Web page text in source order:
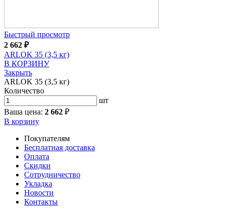
Быстрый просмотр
2 662 ₽
ARLOK 35 (3,5 кг)
В КОРЗИНУ
Закрыть
ARLOK 35 (3,5 кг)
Количество
шт
Ваша цена: 2 662 ₽
В корзину
Покупателям
Бесплатная доставка
Оплата
Скидки
Сотрудничество
Укладка
Новости
Контакты